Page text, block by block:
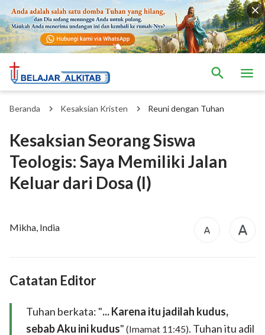
Beranda Kesaksian Kristen Reuni dengan Tuhan
Kesaksian Seorang Siswa
Teologis: Saya Memiliki Jalan
Keluar dari Dosa (I)
Mikha, India
Catatan Editor
Tuhan berkata: "... Karena itu jadilah kudus,
sebab Aku ini kudus" (Imamat 11:45). Tuhan itu adil